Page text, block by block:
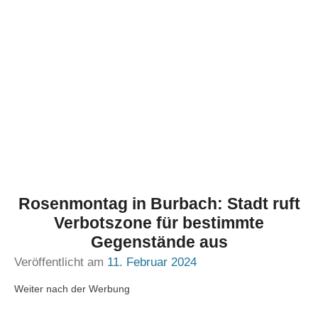
Rosenmontag in Burbach: Stadt ruft
Verbotszone für bestimmte
Gegenstände aus
Veröffentlicht am 11. Februar 2024
Weiter nach der Werbung